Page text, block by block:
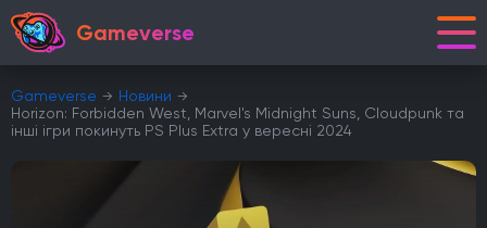
Gameverse
Gameverse
Новини
Horizon: Forbidden West, Marvel's Midnight Suns, Cloudpunk та
інші ігри покинуть PS Plus Extra у вересні 2024